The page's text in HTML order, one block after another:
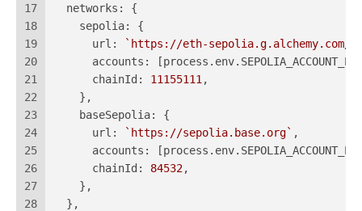
17
18
19
20
21
22
23
24
25
26
27
28
networks : {
sepolia: {
url :
`https://eth-sepolia.g.alchemy.com/
accounts : [process. env.
chainId : 11155111 ,
    },
baseSepolia: {
url : `https://sepolia.base.org` ,
accounts : [process. env.
chainId : 84532,
    },
  },